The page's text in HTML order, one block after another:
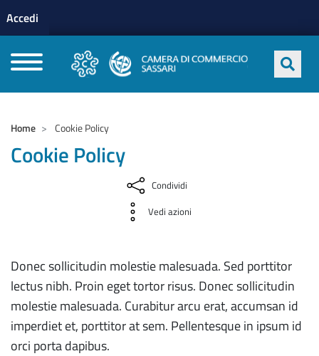
profilo utente
Accedi
Home Cookie Policy
Cookie Policy
Condividi
Vedi azioni
Donec sollicitudin molestie malesuada. Sed porttitor
lectus nibh. Proin eget tortor risus. Donec sollicitudin
molestie malesuada. Curabitur arcu erat, accumsan id
imperdiet et, porttitor at sem. Pellentesque in ipsum id
orci porta dapibus.